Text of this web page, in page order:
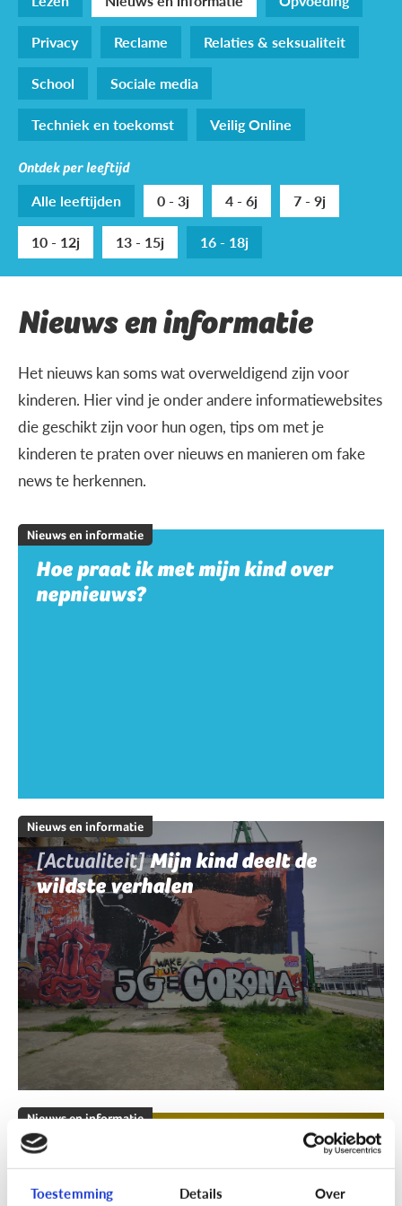
Toestemming Details Over
Privacy
Reclame
Relaties & seksualiteit
School
Sociale media
Techniek en toekomst
Veilig Online
Ontdek per leeftijd
Alle leeftijden 0 - 3j 4 - 6j
7 - 9j
10 - 12j
13 - 15j 16 - 18j
Nieuws en informatie
Het nieuws kan soms wat overweldigend zijn voor
kinderen. Hier vind je onder andere informatiewebsites
die geschikt zijn voor hun ogen, tips om met je
kinderen te praten over nieuws en manieren om fake
news te herkennen.
Nieuws en informatie
Hoe praat ik met mijn kind over
nepnieuws?
Nieuws en informatie
[Actualiteit]Mijn kind deelt de
wildste verhalen
Nieuws en informatie
[Klik & Print]